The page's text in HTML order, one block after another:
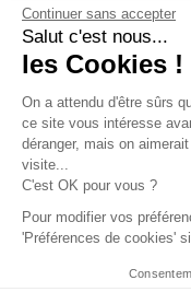
L'Appli Phox
A propos de Phox
Services et
Continuer sans accepter
Salut c'est nous...
les Cookies !
On a attendu d'être sûrs
ce site vous intéresse
déranger, mais on
visite...
C'est OK pour vous ?
Pour modifier vos
'Préférences de cookies'